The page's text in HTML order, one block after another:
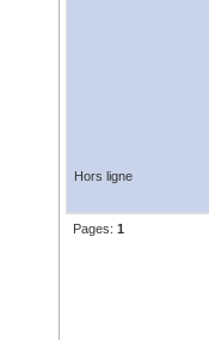
Hors ligne
Pages: 1